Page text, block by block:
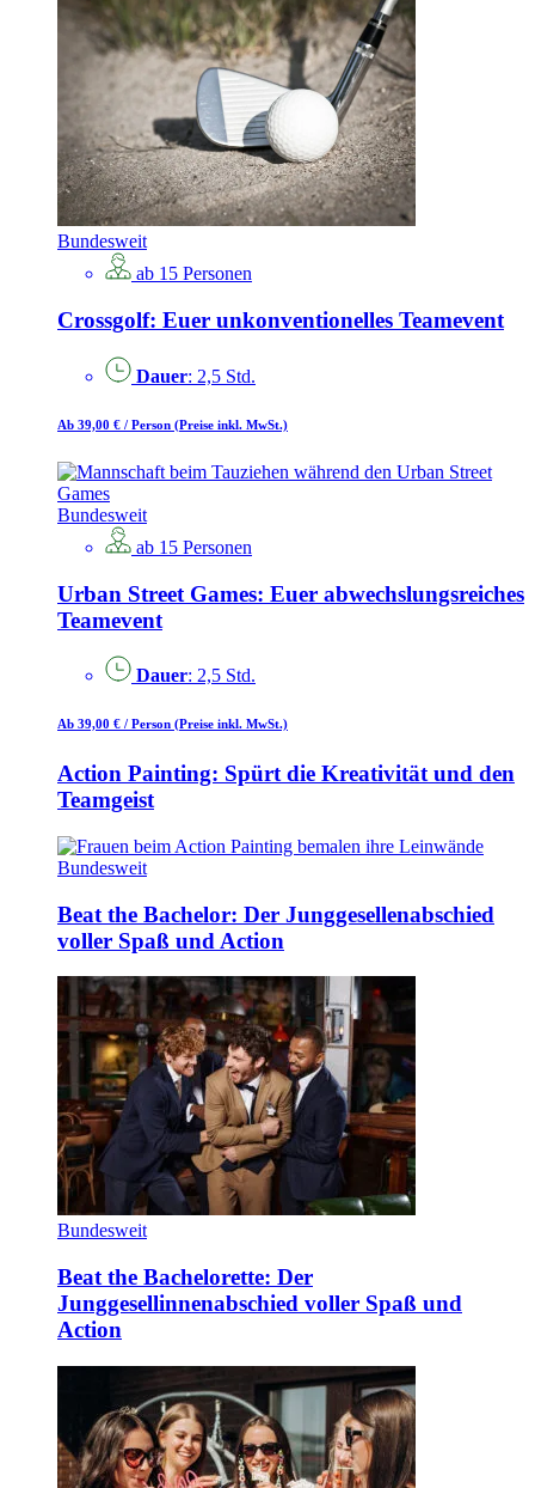
Bundesweit
ab 15 Personen
Crossgolf: Euer unkonventionelles Teamevent
Dauer: 2,5 Std.
Ab 39,00 € / Person (Preise inkl. MwSt.)
Bundesweit
ab 15 Personen
Urban Street Games: Euer abwechslungsreiches
Teamevent
Dauer: 2,5 Std.
Ab 39,00 € / Person (Preise inkl. MwSt.)
Action Painting: Spürt die Kreativität und den
Teamgeist
Bundesweit
Beat the Bachelor: Der Junggesellenabschied
voller Spaß und Action
Bundesweit
Beat the Bachelorette: Der
Junggesellinnenabschied voller Spaß und
Action